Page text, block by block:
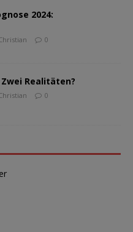
2024:
0
Realitäten?
0